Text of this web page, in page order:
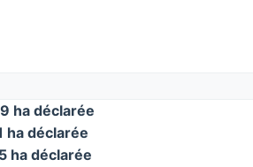
ha déclarée
ha déclarée
ha déclarée